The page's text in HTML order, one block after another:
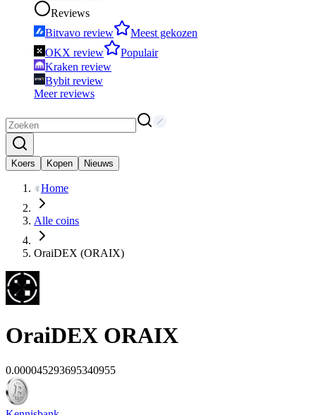
Reviews
Bitvavo review
Meest gekozen
OKX review
Populair
Kraken review
Bybit review
Meer reviews
Koers Kopen Nieuws
Home
Alle coins
OraiDEX (ORAIX)
OraiDEX ORAIX
0.000045293695340955